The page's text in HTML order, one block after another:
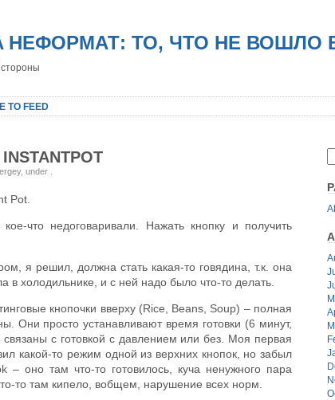
НЕФОРМАТ: ТО, ЧТО НЕ
TO FEED
under
Pot.
что недоговаривали. Нажать кнопку и получить
я решил, должна стать какая-то говядина, т.к. она
в холодильнике, и с ней надо было что-то делать.
кнопочки вверху (Rice, Beans, Soup) – полная
Они просто устанавливают время готовки (6 минут,
с готовкой с давлением или без. Моя первая
какой-то режим одной из верхних кнопок, но забыл
– оно там что-то готовилось, куча ненужного пара
то там кипело, вобщем, нарушение всех норм.